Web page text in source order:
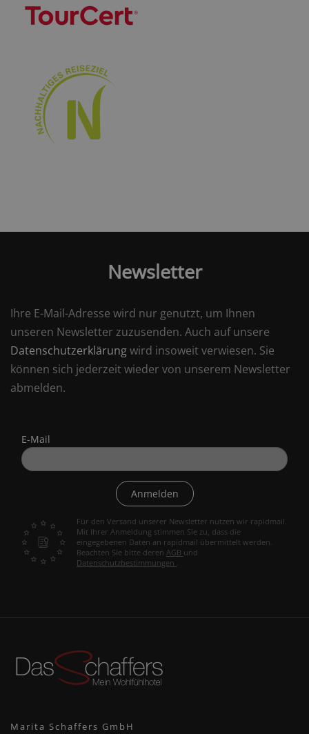
Newsletter
Ihre E-Mail-Adresse wird nur genutzt, um Ihnen
unseren Newsletter zuzusenden. Auch auf unsere
Datenschutzerklärungwird insoweit verwiesen. Sie
können sich jederzeit wieder von unserem Newsletter
abmelden.
E-Mail
Anmelden
Für den Versand unserer Newsletter nutzen wir rapidmail.
Mit Ihrer Anmeldung stimmen Sie zu, dass die
eingegebenen Daten an rapidmail übermittelt werden.
Beachten Sie bitte deren AGB und
Datenschutzbestimmungen .
Marita Schaffers GmbH